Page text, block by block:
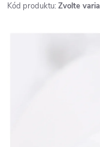
Kód produktu: Zvolte